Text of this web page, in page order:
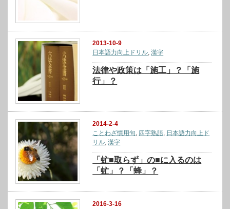
2013-10-9
日本語力向上ドリル,漢字
法律や政策は「施工」？「施
行」？
2014-2-4
ことわざ慣用句 四字熟語 日本語力向上ド
リル ,漢字
「虻■取らず」の■に入るのは
「虻」？「蜂」？
2016-3-16